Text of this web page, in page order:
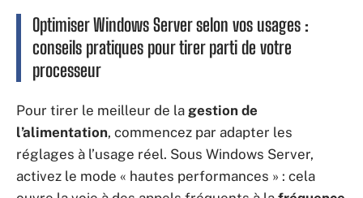
Optimiser Windows Server selon vos usages :
conseils pratiques pour tirer parti de votre
processeur
Pour tirer le meilleur de la gestion de
l’alimentation, commencez par adapter les
réglages à l’usage réel. Sous Windows Server,
activez le mode « hautes performances » : cela